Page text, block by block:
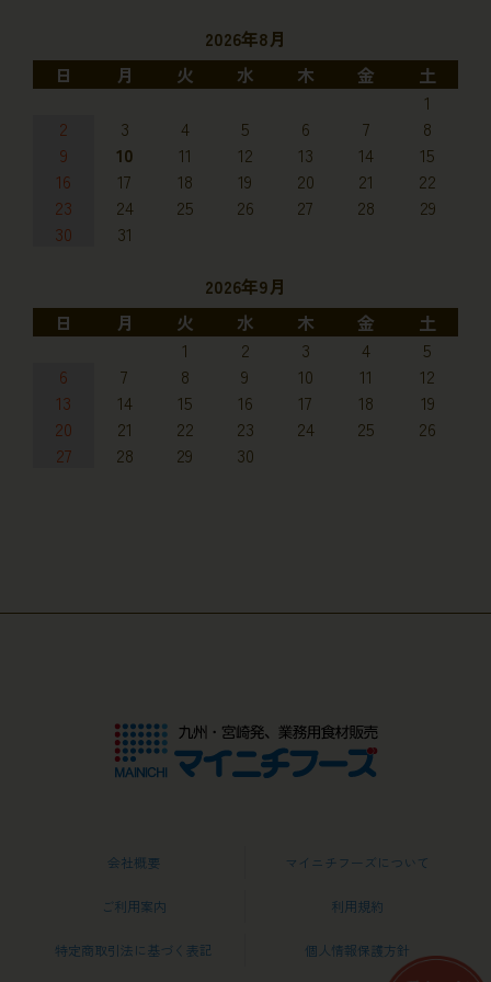
2026年8月
日
月 火 水 木 金
土
1
2
3 4 5 6 7
8
9
10 11 12 13 14
15
16
17 18 19 20 21
22
23
24 25 26 27 28
29
30
31
2026年9月
日
月 火 水 木 金
土
1
2 3 4
5
6
7 8 9 10 11
12
13
14 15 16 17 18
19
20
21 22 23 24 25
26
27
28 29 30
会社概要 マイニチフーズについて
ご利用案内 利用規約
特定商取引法に基づく表記 個人情報保護方針